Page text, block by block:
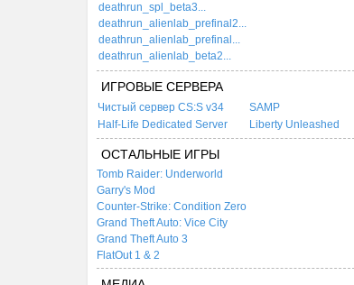
deathrun_spl_beta3...
deathrun_alienlab_prefinal2...
deathrun_alienlab_prefinal...
deathrun_alienlab_beta2...
ИГРОВЫЕ СЕРВЕРА
Чистый сервер CS:S v34
SAMP
Half-Life Dedicated Server
Liberty Unleashed
ОСТАЛЬНЫЕ ИГРЫ
Tomb Raider: Underworld
Garry's Mod
Counter-Strike: Condition Zero
Grand Theft Auto: Vice City
Grand Theft Auto 3
FlatOut 1 & 2